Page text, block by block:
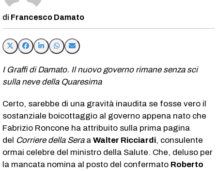
Francesco Damato
I Graffi di Damato. Il nuovo governo rimane senza sci
sulla neve della Quaresima
Certo, sarebbe di una gravità inaudita se fosse vero il
sostanziale boicottaggio al governo appena nato che
Fabrizio Roncone ha attribuito sulla prima pagina
del Corriere della Seraa Walter Ricciardi, consulente
ormai celebre del ministro della Salute. Che, deluso per
la mancata nomina al posto del confermato Roberto